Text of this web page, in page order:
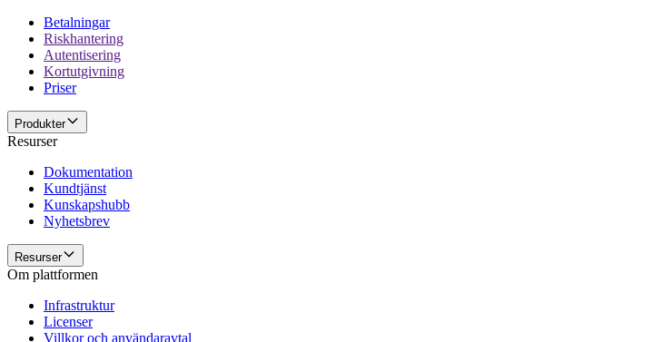
Betalningar
Riskhantering
Autentisering
Kortutgivning
Priser
Produkter
Resurser
Dokumentation
Kundtjänst
Kunskapshubb
Nyhetsbrev
Resurser
Om plattformen
Infrastruktur
Licenser
Villkor och användaravtal